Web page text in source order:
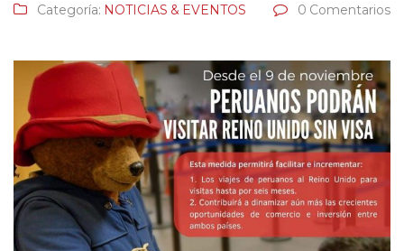
Categoría: NOTICIAS & EVENTOS 0 Comentarios